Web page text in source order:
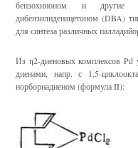
бензохиноном и другие
дибензилиденацетоном (DBA)
для синтеза различных
Из η2-диеновых комплексов Pd
диенами, напр. с 1,5-
норборнадиеном (формула II):